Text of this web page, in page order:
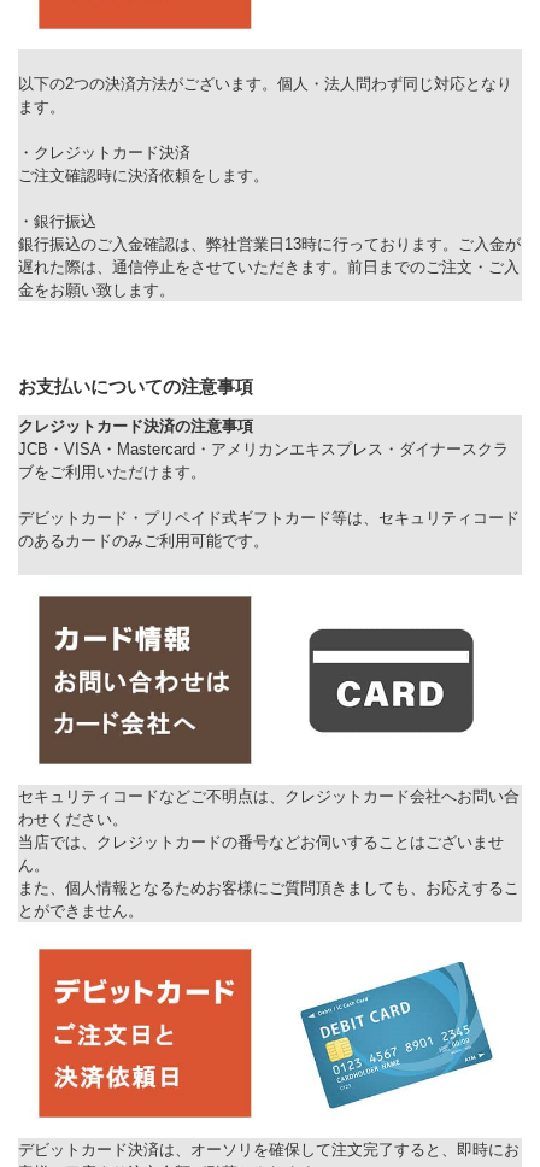
以下の2つの決済方法がございます。個人・法人問わず同じ対応となり
ます。
・クレジットカード決済
ご注文確認時に決済依頼をします。
・銀行振込
銀行振込のご入金確認は、弊社営業日13時に行っております。ご入金が
遅れた際は、通信停止をさせていただきます。前日までのご注文・ご入
金をお願い致します。
お支払いについての注意事項
クレジットカード決済の注意事項
JCB・VISA・Mastercard・アメリカンエキスプレス・ダイナースクラ
ブをご利用いただけます。
デビットカード・プリペイド式ギフトカード等は、セキュリティコード
のあるカードのみご利用可能です。
セキュリティコードなどご不明点は、クレジットカード会社へお問い合
わせください。
当店では、クレジットカードの番号などお伺いすることはございませ
ん。
また、個人情報となるためお客様にご質問頂きましても、お応えするこ
とができません。
デビットカード決済は、オーソリを確保して注文完了すると、即時にお